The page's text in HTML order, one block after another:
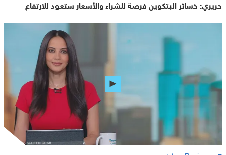
حريري: خسائر البتكوين فرصة للشراء والأسعار ستعود للارتفاع